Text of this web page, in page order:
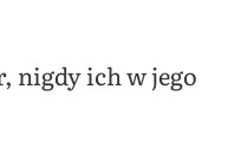
nigdy ich w jego